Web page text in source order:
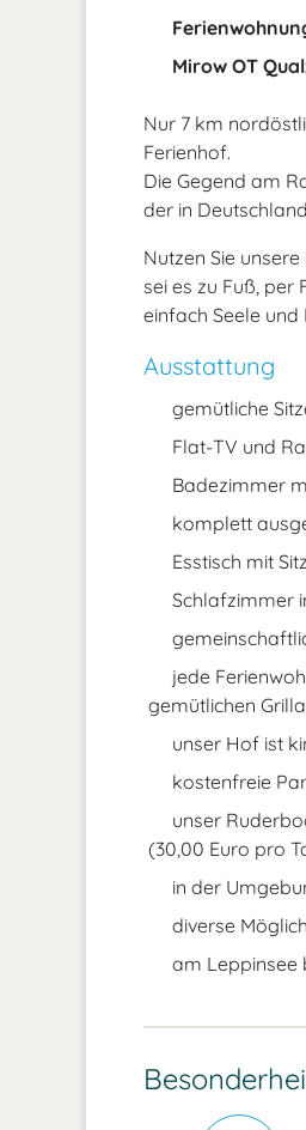
Mirow OT
Nur 7 km
Ferienhof.
Die Gegend am
der in
Nutzen Sie
sei es zu Fuß,
einfach Seele
Ausstattung
gemütliche
Flat-TV und
Badezimmer
komplett
Esstisch mit
Schlafzimmer
jede
gemütlichen
unser Hof ist
kostenfreie
unser
(30,00 Euro pro
in der
diverse
am Leppinsee